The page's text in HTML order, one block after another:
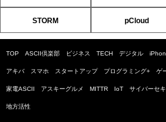
STORM pCloud
TOP ASCII倶楽部 ビジネス TECH デジタル
アキバ スマホ スタートアップ プログラミング+ ゲ
家電ASCII アスキーグルメ MITTR IoT サイバーセ
地方活性